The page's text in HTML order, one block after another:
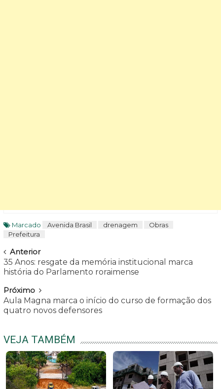
Marcado Avenida Brasil drenagem
Obras
Prefeitura
Navegar
Anterior
35 Anos: resgate da memória institucional marca
história do Parlamento roraimense
Próximo
Aula Magna marca o início do curso de formação dos
quatro novos defensores
VEJA TAMBÉM